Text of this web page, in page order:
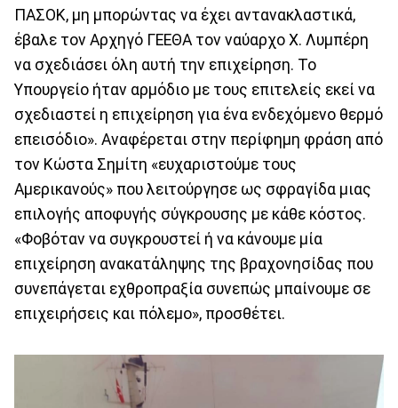
ΠΑΣΟΚ, μη μπορώντας να έχει αντανακλαστικά,
έβαλε τον Αρχηγό ΓΕΕΘΑ τον ναύαρχο Χ. Λυμπέρη
να σχεδιάσει όλη αυτή την επιχείρηση. Το
Υπουργείο ήταν αρμόδιο με τους επιτελείς εκεί να
σχεδιαστεί η επιχείρηση για ένα ενδεχόμενο θερμό
επεισόδιο». Αναφέρεται στην περίφημη φράση από
τον Κώστα Σημίτη «ευχαριστούμε τους
Αμερικανούς» που λειτούργησε ως σφραγίδα μιας
επιλογής αποφυγής σύγκρουσης με κάθε κόστος.
«Φοβόταν να συγκρουστεί ή να κάνουμε μία
επιχείρηση ανακατάληψης της βραχονησίδας που
συνεπάγεται εχθροπραξία συνεπώς μπαίνουμε σε
επιχειρήσεις και πόλεμο», προσθέτει.